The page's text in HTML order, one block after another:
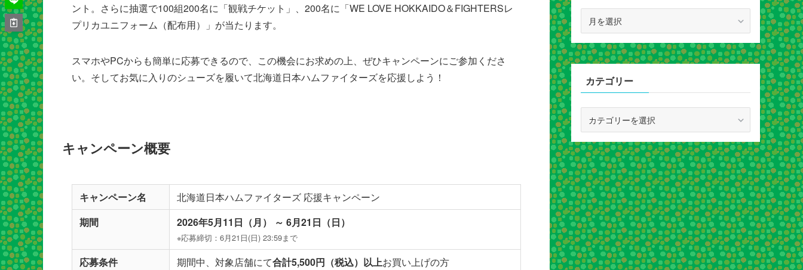
ント。さらに抽選で100組200名に「観戦チケット」、200名に「WE LOVE HOKKAIDO＆FIGHTERSレ
プリカユニフォーム（配布用）」が当たります。
スマホやPCからも簡単に応募できるので、この機会にお求めの上、ぜひキャンペーンにご参加くださ
い。そしてお気に入りのシューズを履いて北海道日本ハムファイターズを応援しよう！
キャンペーン概要
キャンペーン名
北海道日本ハムファイターズ 応援キャンペーン
期間
2026年5月11日（月） ～ 6月21日（日）
※応募締切：6月21日(日) 23:59まで
応募条件 期間中、対象店舗にて合計5,500円（税込）以上お買い上げの方
カ
イ
ブ
カテゴリー
ゴ
リ
ー